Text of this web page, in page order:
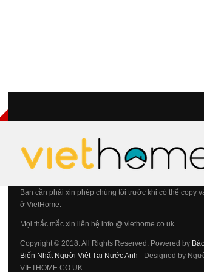
Bạn cần phải xin phép chúng tôi trước khi có thể copy
ở VietHome.
Mọi thắc mắc xin liên hệ info @ viethome.co.uk
Copyright © 2018. All Rights Reserved. Powered by
Biến Nhất Người Việt Tại Nước Anh - Designed by
VIETHOME.CO.UK.